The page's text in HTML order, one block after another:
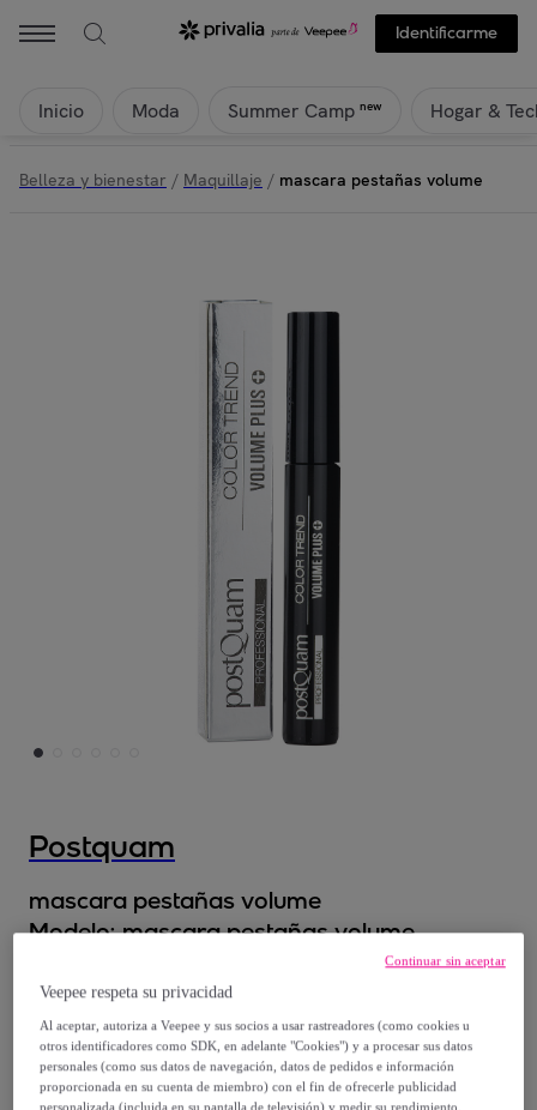
Identificarme
Inicio Moda Summer Camp new Hogar &
Belleza y bienestar / Maquillaje / mascara pestañas volume
Postquam
mascara pestañas volume
Modelo: mascara pestañas volume
9,99 €
26,90 €
-62%
Veepee respeta su privacidad
Al aceptar, autoriza a Veepee y sus socios a usar rastreadores (como cookies u
otros identificadores como SDK, en adelante "Cookies") y a procesar sus datos
personales (como sus datos de navegación, datos de pedidos e información
proporcionada en su cuenta de miembro) con el fin de ofrecerle publicidad
personalizada (incluida en su pantalla de televisión) y medir su rendimiento,
Continuar sin aceptar